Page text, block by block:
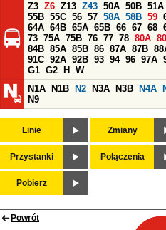
Z3 Z6 Z13 Z43 50A 50B 51A
55B 55C 56 57 58A 58B 59
64A 64B 65A 65B 66 67 68
73 75A 75B 76 77 78 80A
84B 85A 85B 86 87A 87B
91C 92A 92B 93 94 96 97A
G1 G2 H
W
N1A
N1B N2 N3A N3B N4A
N9
Linie Zmiany
Przystanki Połączenia
Pobierz
Powrót